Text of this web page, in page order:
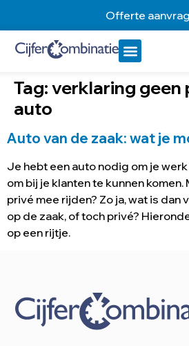
Offerte
Tag:verklaring geen
auto
Auto van de zaak: wat je
Je hebt een auto nodig om je
om bij je klanten te kunnen komen.
privé mee rijden? Zo ja, wat is
op de zaak, of toch privé?
op een rijtje.